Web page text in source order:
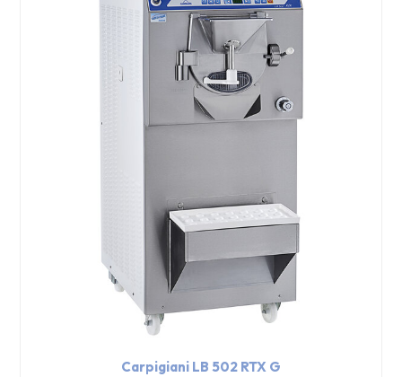
Carpigiani LB 502 RTX G